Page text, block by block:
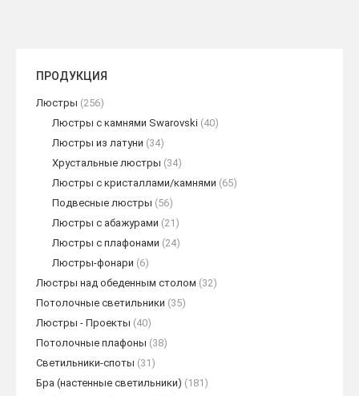
ПРОДУКЦИЯ
Люстры (256)
Люстры с камнями Swarovski (40)
Люстры из латуни (34)
Хрустальные люстры (34)
Люстры с кристаллами/камнями (65)
Подвесные люстры (56)
Люстры с абажурами (21)
Люстры с плафонами (24)
Люстры-фонари (6)
Люстры над обеденным столом (32)
Потолочные светильники (35)
Люстры - Проекты (40)
Потолочные плафоны (38)
Светильники-споты (31)
Бра (настенные светильники) (181)